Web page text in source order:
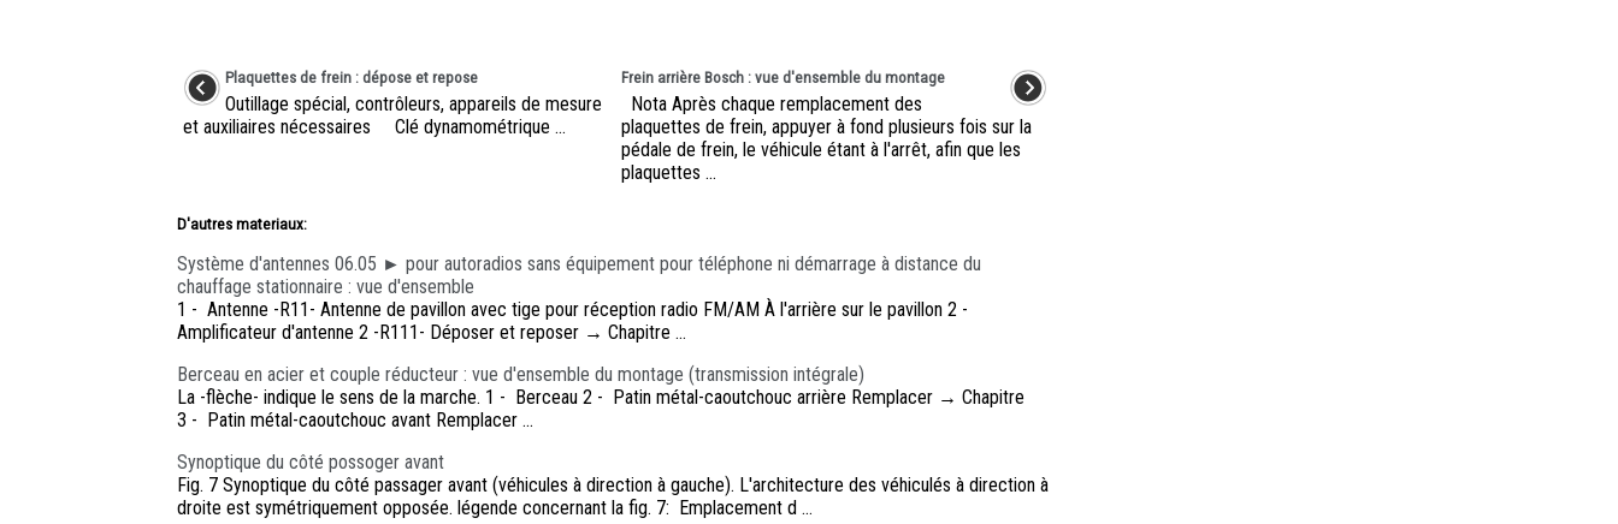
Plaquettes de frein : dépose et repose
Outillage spécial, contrôleurs, appareils de mesure
et auxiliaires nécessaires Clé dynamométrique ...
Frein arrière Bosch : vue d'ensemble du montage
Nota Après chaque remplacement des
plaquettes de frein, appuyer à fond plusieurs fois sur la
pédale de frein, le véhicule étant à l'arrêt, afin que les
plaquettes ...
D'autres materiaux:
Système d'antennes 06.05 ► pour autoradios sans équipement pour téléphone ni démarrage à distance du
chauffage stationnaire : vue d'ensemble
1 - Antenne -R11- Antenne de pavillon avec tige pour réception radio FM/AM À l'arrière sur le pavillon 2 -
Amplificateur d'antenne 2 -R111- Déposer et reposer → Chapitre ...
Berceau en acier et couple réducteur : vue d'ensemble du montage (transmission intégrale)
La -flèche- indique le sens de la marche. 1 - Berceau 2 - Patin métal-caoutchouc arrière Remplacer → Chapitre
3 - Patin métal-caoutchouc avant Remplacer ...
Synoptique du côté possoger avant
Fig. 7 Synoptique du côté passager avant (véhicules à direction à gauche). L'architecture des véhiculés à direction à
droite est symétriquement opposée. légende concernant la fig. 7: Emplacement d ...